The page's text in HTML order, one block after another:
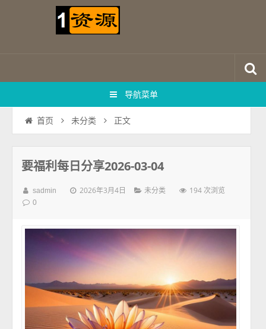
导航菜单
首页 未分类 正文
要福利每日分享2026-03-04
sadmin 2026年3月4日 未分类 194 次浏览
0